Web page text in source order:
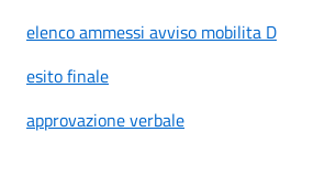
elenco ammessi avviso mobilita D
esito finale
approvazione verbale